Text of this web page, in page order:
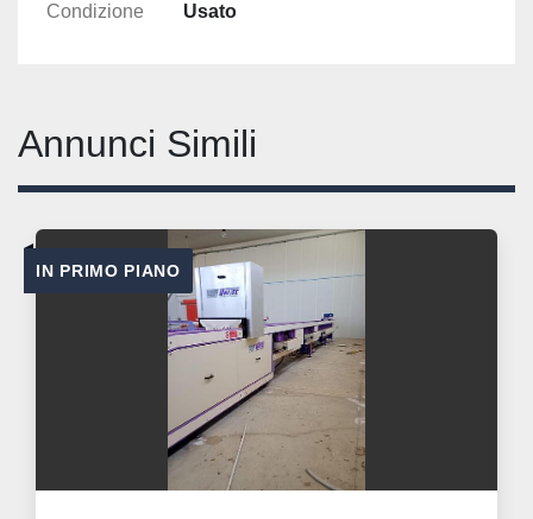
Condizione Usato
Annunci Simili
IN PRIMO PIANO